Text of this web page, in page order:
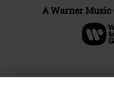
A Warner Music